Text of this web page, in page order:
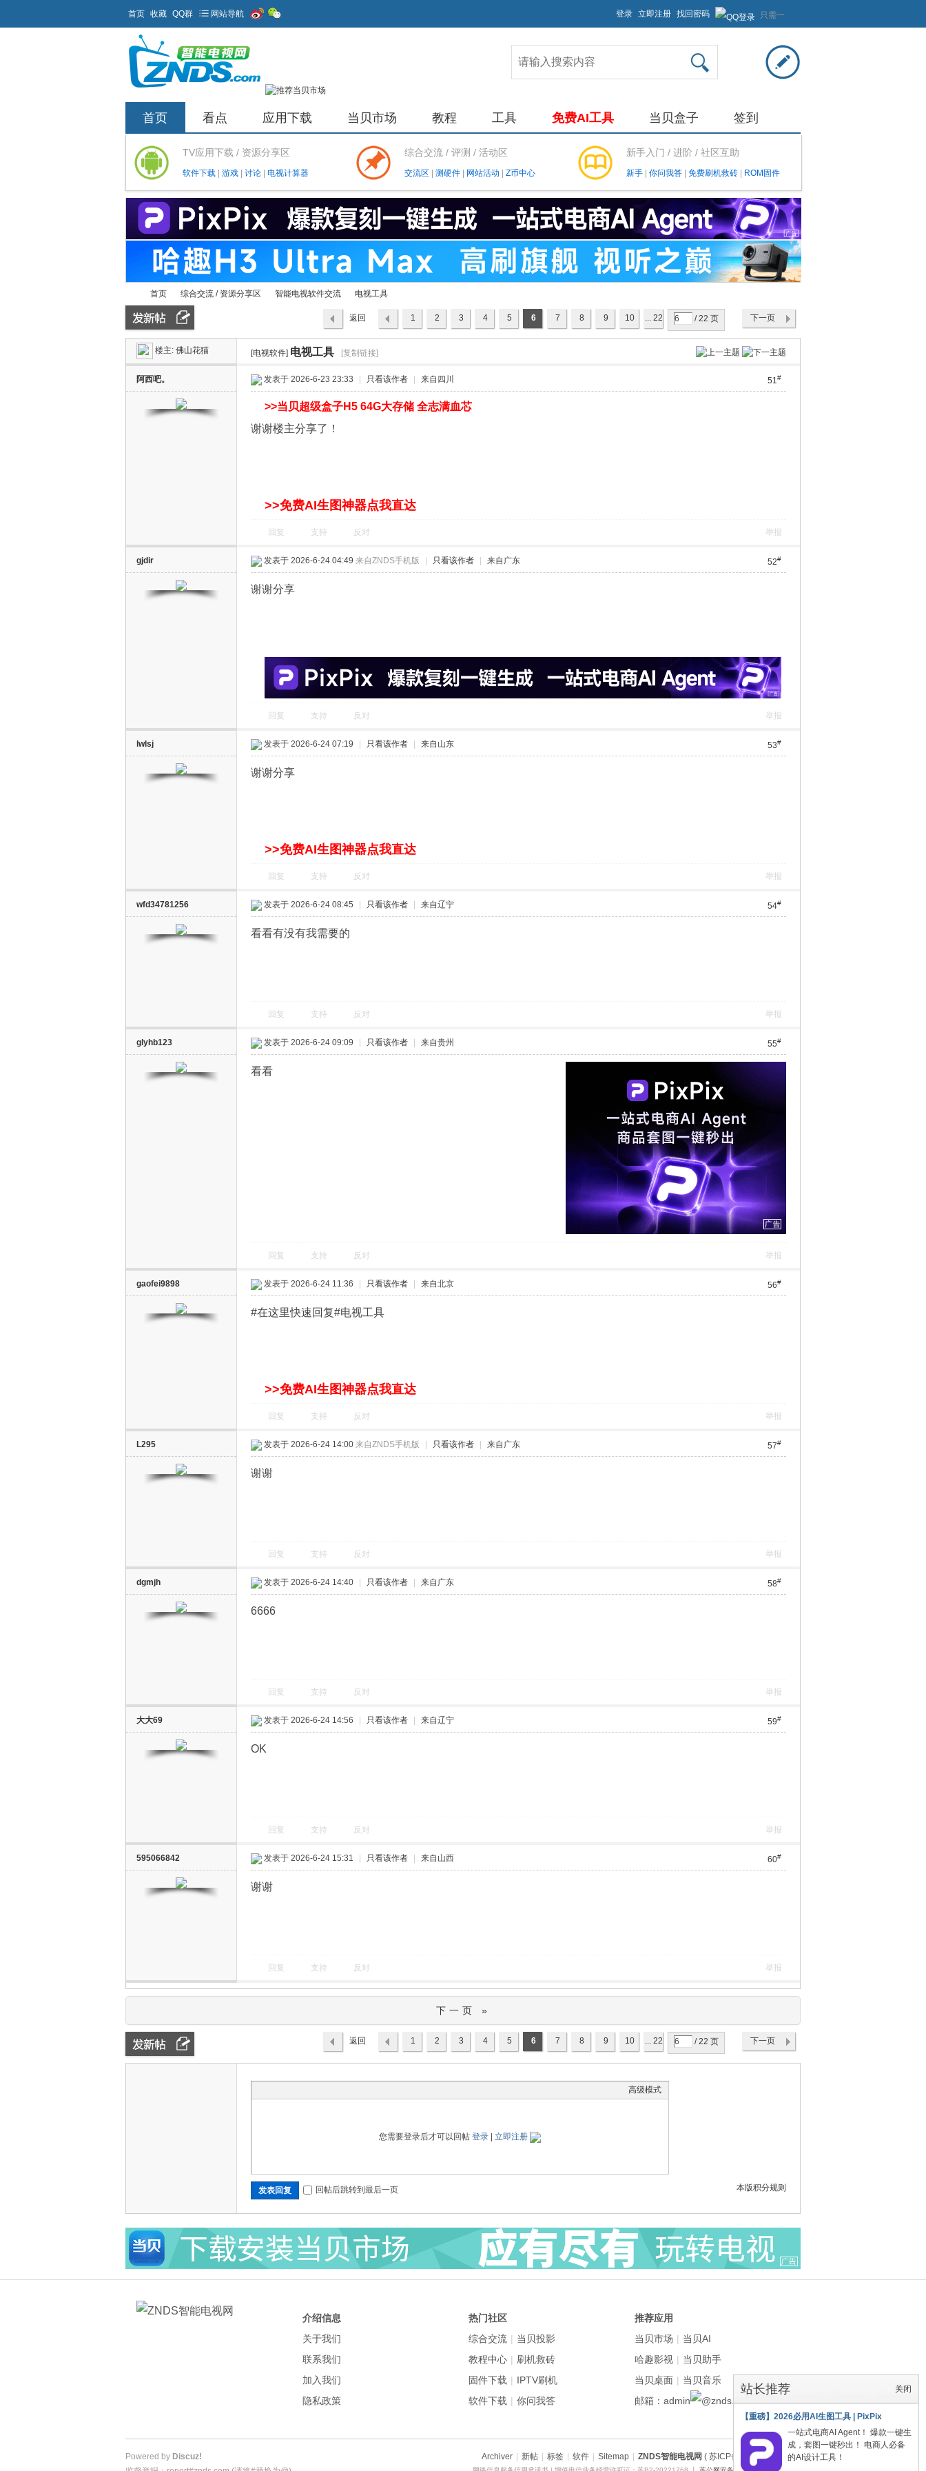
首页 收藏 QQ群 网站导航 只需一
步，快
速开始
登录 立即注册 找回密码
首页 看点 应用下载 当贝市场 教程 工具 免费AI工具 当贝盒子 签到
TV应用下载 / 资源分享区
软件下载 游戏 讨论 电视计算器
综合交流 / 评测 / 活动区
交流区 测硬件 网站活动 Z币中心
新手入门 / 进阶 / 社区互助
新手 你问我答 免费刷机救砖 ROM固件
»
首页
›
综合交流 / 资源分享区
›
智能电视软件交流
›
电视工具
1 2 3 4 5 6 7 8 9 10 ... 22 / 22 页 下一页
返回
列表
楼主: 佛山花猫 [电视软件] 电视工具 [复制链接]
阿西吧。 51#
发表于 2026-6-23 23:33 只看该作者 来自四川
>>当贝超级盒子H5 64G大存储 全志满血芯
谢谢楼主分享了！
>>免费AI生图神器点我直达
回复 支持 反对 举报
gjdir 52#
发表于 2026-6-24 04:49 来自ZNDS手机版 只看该作者 来自广东
谢谢分享
回复 支持 反对 举报
lwlsj 53#
发表于 2026-6-24 07:19 只看该作者 来自山东
谢谢分享
>>免费AI生图神器点我直达
回复 支持 反对 举报
wfd34781256 54#
发表于 2026-6-24 08:45 只看该作者 来自辽宁
看看有没有我需要的
回复 支持 反对 举报
glyhb123 55#
发表于 2026-6-24 09:09 只看该作者 来自贵州
看看
回复 支持 反对 举报
gaofei9898 56#
发表于 2026-6-24 11:36 只看该作者 来自北京
#在这里快速回复#电视工具
>>免费AI生图神器点我直达
回复 支持 反对 举报
L295 57#
发表于 2026-6-24 14:00 来自ZNDS手机版 只看该作者 来自广东
谢谢
回复 支持 反对 举报
dgmjh 58#
发表于 2026-6-24 14:40 只看该作者 来自广东
6666
回复 支持 反对 举报
大大69 59#
发表于 2026-6-24 14:56 只看该作者 来自辽宁
OK
回复 支持 反对 举报
595066842 60#
发表于 2026-6-24 15:31 只看该作者 来自山西
谢谢
回复 支持 反对 举报
下一页 »
1 2 3 4 5 6 7 8 9 10 ... 22 / 22 页 下一页
返回
高级模式
您需要登录后才可以回帖 登录 立即注册
本版积分规则
发表回复 回帖后跳转到最后一页
关闭
站长推荐
【重磅】2026必用AI生图工具 | PixPix
一站式电商AI Agent！ 爆款一键生
成，套图一键秒出！ 电商人必备
的AI设计工具！
推荐应用
当贝市场 | 当贝AI
哈趣影视 | 当贝助手
当贝桌面 | 当贝音乐
邮箱：admin
znds.com
热门社区
综合交流 | 当贝投影
教程中心 | 刷机救砖
固件下载 | IPTV刷机
软件下载 | 你问我答
介绍信息
关于我们
联系我们
加入我们
隐私政策
Archiver 新帖 标签 软件 Sitemap ZNDS智能电视网 ( 苏ICP备2023012627号 )
Powered by Discuz!